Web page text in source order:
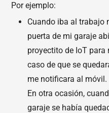
Por ejemplo:
Cuando iba al trabajo
puerta de mi garaje
proyectito de IoT para
caso de que se
me notificara al móvil.
En otra ocasión,
garaje se había